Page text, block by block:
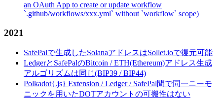
an OAuth App to create or update workflow
`.github/workflows/xxx.yml` without `workflow` scope)
2021
SafePalで生成したSolanaアドレスはSollet.ioで復元可能
LedgerとSafePalのBitcoin / ETH(Ethereum)アドレス生成
アルゴリズムは同じ(BIP39 / BIP44)
Polkadot{.js} Extension / Ledger / SafePal間で同一ニーモ
ニックを用いたDOTアカウントの可搬性はない